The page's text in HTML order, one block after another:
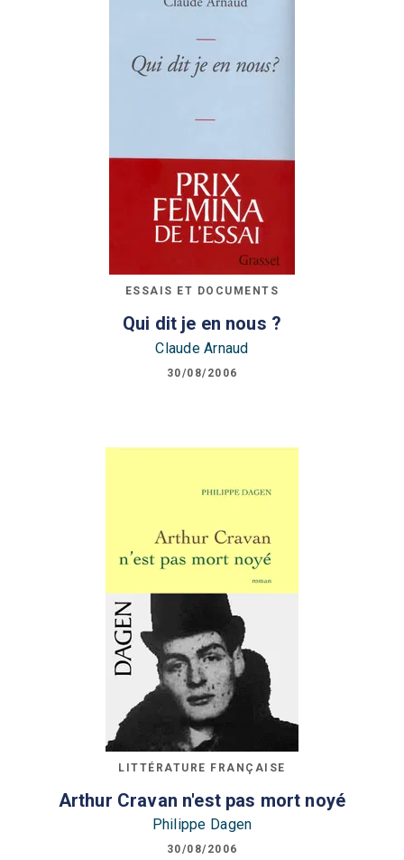
ESSAIS ET DOCUMENTS
Qui dit je en nous ?
Claude Arnaud
30/08/2006
LITTÉRATURE FRANÇAISE
Arthur Cravan n'est pas mort noyé
Philippe Dagen
30/08/2006